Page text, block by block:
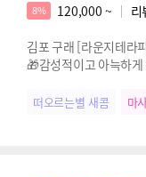
8% 120,000 ~ 리
김포 구래 [라운지테라
🎁감성적이고 아늑하
떠오르는별 새콤 마